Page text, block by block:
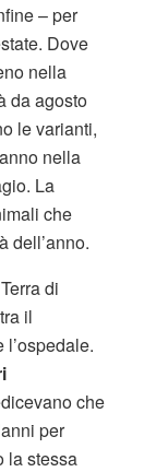
– per
Dove
nella
da agosto
le varianti,
nella
La
che
dell’anno.
di
il
che
per
la stessa